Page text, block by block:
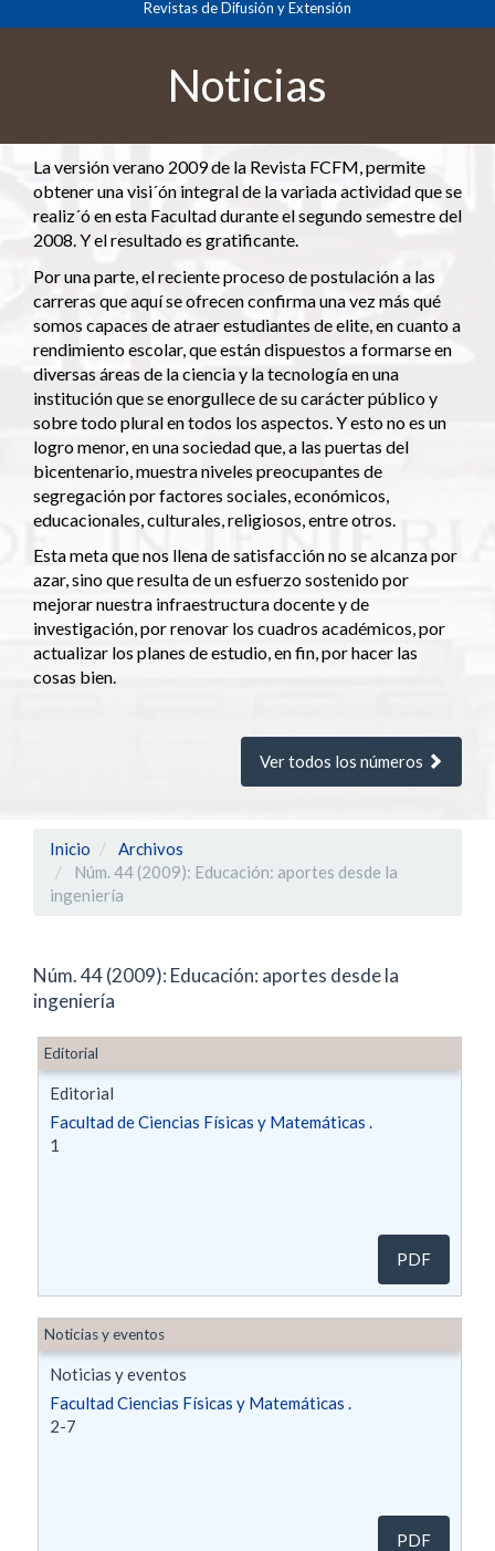
Contenido
Revistas de Difusión y Extensión
Noticias
La versión verano 2009 de la Revista FCFM, permite
obtener una visi´ón integral de la variada actividad que se
realiz´ó en esta Facultad durante el segundo semestre del
2008. Y el resultado es gratificante.
Por una parte, el reciente proceso de postulación a las
carreras que aquí se ofrecen confirma una vez más qué
somos capaces de atraer estudiantes de elite, en cuanto a
rendimiento escolar, que están dispuestos a formarse en
diversas áreas de la ciencia y la tecnología en una
institución que se enorgullece de su carácter público y
sobre todo plural en todos los aspectos. Y esto no es un
logro menor, en una sociedad que, a las puertas del
bicentenario, muestra niveles preocupantes de
segregación por factores sociales, económicos,
educacionales, culturales, religiosos, entre otros.
Esta meta que nos llena de satisfacción no se alcanza por
azar, sino que resulta de un esfuerzo sostenido por
mejorar nuestra infraestructura docente y de
investigación, por renovar los cuadros académicos, por
actualizar los planes de estudio, en fin, por hacer las
cosas bien.
Ver todos los números
Inicio
Archivos
Núm. 44 (2009): Educación: aportes desde la
ingeniería
Núm. 44 (2009): Educación: aportes desde la
ingeniería
Editorial
Facultad de Ciencias Físicas y Matemáticas .
1
Editorial
PDF
Noticias y eventos
Facultad Ciencias Físicas y Matemáticas .
2-7
Noticias y eventos
PDF